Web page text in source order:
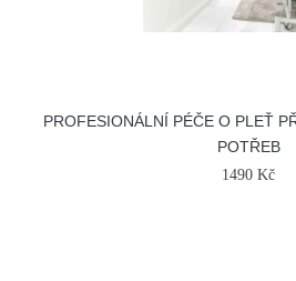
PROFESIONÁLNÍ PÉČE O PLEŤ
POTŘEB
1490 Kč